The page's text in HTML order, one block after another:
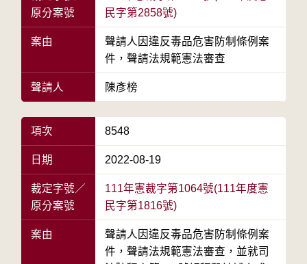
原分案號
民字第2858號)
案由
聲請人因違反毒品危害防制條例案
件，聲請法規範憲法審查
聲請人 陳彥榜
項次 8548
日期 2022-08-19
裁定字號／
原分案號
111年憲裁字第1064號(111年度憲
民字第1816號)
案由
聲請人因違反毒品危害防制條例案
件，聲請法規範憲法審查，並就司